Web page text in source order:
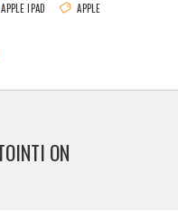
APPLE IPAD APPLE
ON